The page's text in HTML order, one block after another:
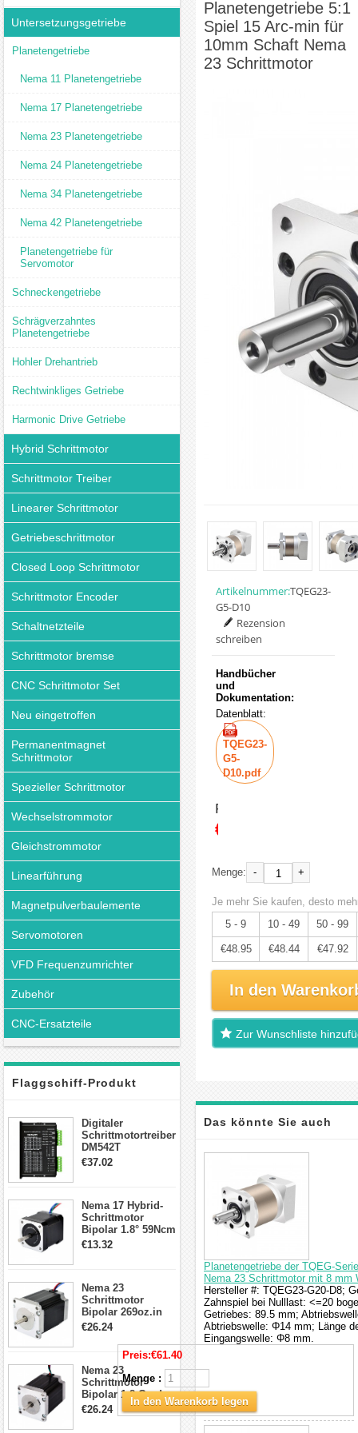
Untersetzungsgetriebe
Planetengetriebe
Nema 11 Planetengetriebe
Nema 17 Planetengetriebe
Nema 23 Planetengetriebe
Nema 24 Planetengetriebe
Nema 34 Planetengetriebe
Nema 42 Planetengetriebe
Planetengetriebe für
Servomotor
Schneckengetriebe
Schrägverzahntes
Planetengetriebe
Hohler Drehantrieb
Rechtwinkliges Getriebe
Harmonic Drive Getriebe
Hybrid Schrittmotor
Schrittmotor Treiber
Linearer Schrittmotor
Getriebeschrittmotor
Closed Loop Schrittmotor
Schrittmotor Encoder
Schaltnetzteile
Schrittmotor bremse
CNC Schrittmotor Set
Neu eingetroffen
Permanentmagnet
Schrittmotor
Spezieller Schrittmotor
Wechselstrommotor
Gleichstrommotor
Linearführung
Magnetpulverbaulemente
Servomotoren
VFD Frequenzumrichter
Zubehör
CNC-Ersatzteile
Flaggschiff-Produkt
Digitaler
Schrittmotortreiber
DM542T
Schrittmotor
Schrittmotor
€37.02
Nema 17 Hybrid-
Schrittmotor
Bipolar 1.8° 59Ncm
2A 4 Drähte mit 1m
€13.32
Nema 23
Schrittmotor
Bipolar 269oz.in
2,8A 57x57x76mm
Schrittmotor
23HS30-2804S
€26.24
Nema 23
Schrittmotor
Bipolar 1.8 Grad
1.9Nm 3A 3.36V 4
Drähte CNC
€26.24
Planetengetriebe 5:1
Spiel 15 Arc-min für
10mm Schaft Nema
23 Schrittmotor
Artikelnummer:TQEG23-
G5-D10
Rezension
schreiben
Handbücher
und
Dokumentation:
Datenblatt:
TQEG23-
G5-
D10.pdf
Preis:
€51.53
Menge: - +
Je mehr Sie kaufen, desto
5 - 9
10 - 49 50 - 99
€48.95 €48.44 €47.92
In den
Zur Wunschliste
Das könnte Sie auch
interessieren
Planetengetriebe der TQEG-
Nema 23 Schrittmotor mit 8 mm
Hersteller #: TQEG23-G20-D8;
Zahnspiel bei Nulllast: <=20
Getriebes: 89.5 mm;
Abtriebswelle: Φ14 mm; Länge
Eingangswelle: Φ8 mm.
Preis:€61.40
Menge :
In den Warenkorb legen